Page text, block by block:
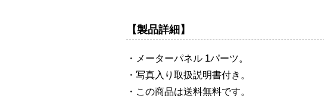
【製品詳細】
・メーターパネル 1パーツ。
・写真入り取扱説明書付き。
・この商品は送料無料です。